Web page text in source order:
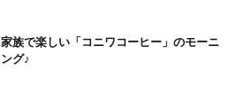
家族で楽しい「コニワコーヒー」のモーニ
ング♪